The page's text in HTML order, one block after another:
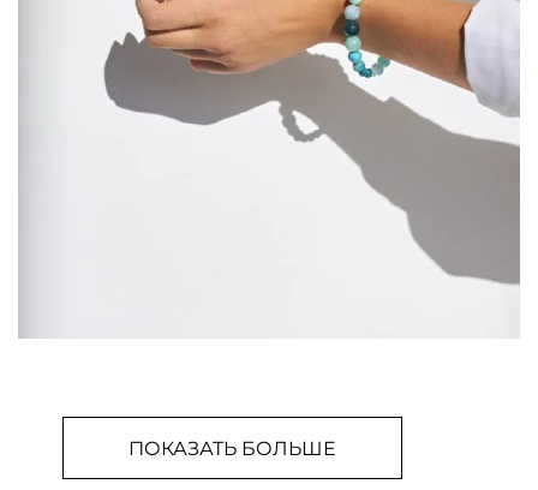
ПОКАЗАТЬ БОЛЬШЕ